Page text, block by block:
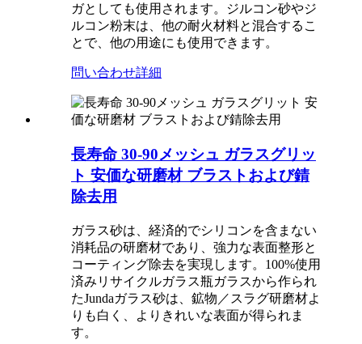
ガとしても使用されます。ジルコン砂やジ
ルコン粉末は、他の耐火材料と混合するこ
とで、他の用途にも使用できます。
問い合わせ詳細
長寿命 30-90メッシュ ガラスグリッ
ト 安価な研磨材 ブラストおよび錆
除去用
ガラス砂は、経済的でシリコンを含まない
消耗品の研磨材であり、強力な表面整形と
コーティング除去を実現します。100%使用
済みリサイクルガラス瓶ガラスから作られ
たJundaガラス砂は、鉱物／スラグ研磨材よ
りも白く、よりきれいな表面が得られま
す。